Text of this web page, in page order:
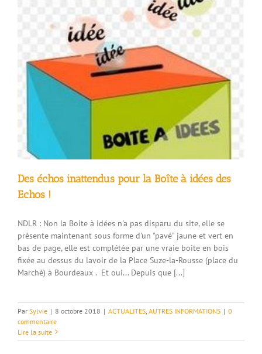
Des échos inattendus pour la Boîte à idées des
Echos !
NDLR : Non la Boite à idées n'a pas disparu du site, elle se
présente maintenant sous forme d'un "pavé" jaune et vert en
bas de page, elle est complétée par une vraie boite en bois
fixée au dessus du lavoir de la Place Suze-la-Rousse (place du
Marché) à Bourdeaux . Et oui... Depuis que [...]
Par Sylvie | 8 octobre 2018 | ACTUALITES AUTRES INFORMATIONS | 0
commentaire
Lire la suite